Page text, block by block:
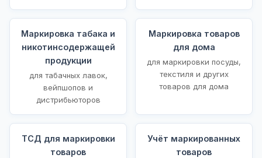
Маркировка табака и
никотинсодержащей
продукции
для табачных лавок,
вейпшопов и
дистрибьюторов
Маркировка товаров
для дома
для маркировки посуды,
текстиля и других
товаров для дома
ТСД для маркировки
товаров
Учёт маркированных
товаров